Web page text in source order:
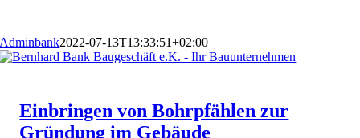
Adminbank2022-07-13T13:33:51+02:00
Einbringen von Bohrpfählen zur
Gründung im Gebäude